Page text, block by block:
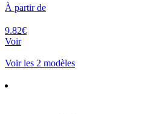
À partir de
9.82€
Voir
Voir les 2 modèles